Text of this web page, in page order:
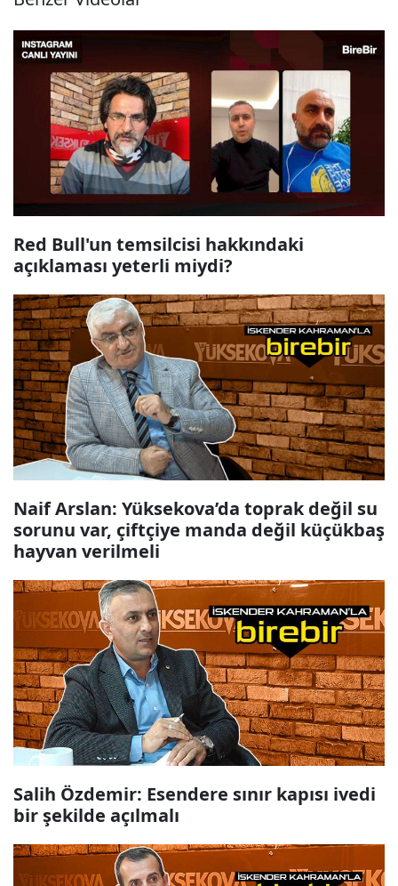
Red Bull'un temsilcisi hakkındaki
açıklaması yeterli miydi?
Naif Arslan: Yüksekova’da toprak değil su
sorunu var, çiftçiye manda değil küçükbaş
hayvan verilmeli
Salih Özdemir: Esendere sınır kapısı ivedi
bir şekilde açılmalı